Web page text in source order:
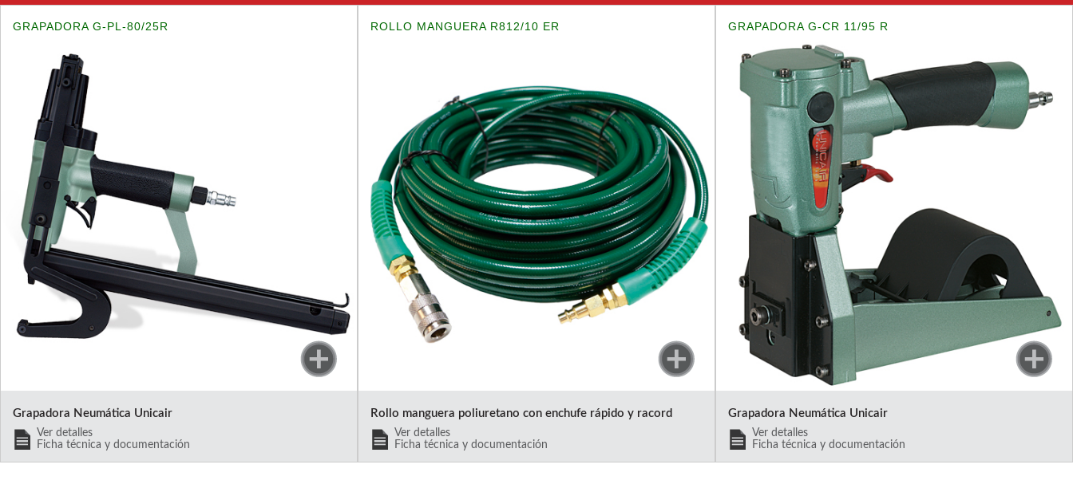
GRAPADORA G-PL-80/25R
Grapadora Neumática Unicair
Ver detalles
Ficha técnica y documentación
ROLLO MANGUERA R812/10 ER
Rollo manguera poliuretano con enchufe rápido y racord
Ver detalles
Ficha técnica y documentación
GRAPADORA G-CR 11/95 R
Grapadora Neumática Unicair
Ver detalles
Ficha técnica y documentación